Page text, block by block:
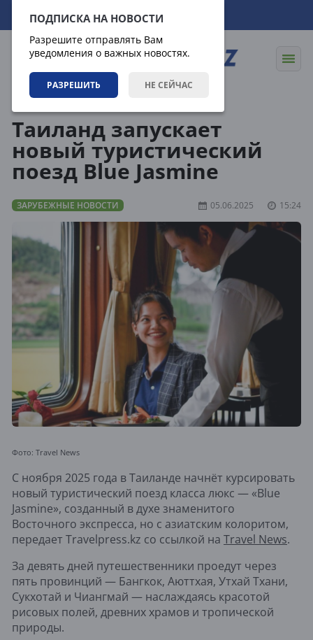
ПОДПИСКА НА НОВОСТИ
Разрешите отправлять Вам
уведомления о важных новостях.
РАЗРЕШИТЬ НЕ СЕЙЧАС
09.08.2026 20:06:48
Таиланд запускает
новый туристический
поезд Blue Jasmine
ЗАРУБЕЖНЫЕ НОВОСТИ 05.06.2025 15:24
Фото: Travel News
С ноября 2025 года в Таиланде начнёт курсировать
новый туристический поезд класса люкс — «Blue
Jasmine», созданный в духе знаменитого
Восточного экспресса, но с азиатским колоритом,
передает Travelpress.kz со ссылкой на Travel News.
За девять дней путешественники проедут через
пять провинций — Бангкок, Аюттхая, Утхай Тхани,
Сукхотай и Чиангмай — наслаждаясь красотой
рисовых полей, древних храмов и тропической
природы.